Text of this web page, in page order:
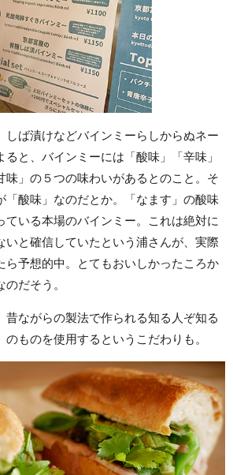
しば漬けなどバインミーらしからぬネー
ると、バインミーには「酸味」「辛味」
味」の５つの味わいがあるとのこと。そ
「酸味」なのだとか。「なます」の酸味
ている本場のバインミー。これは絶対に
いと確信していたという浦さんが、実際
ら予想的中。とてもおいしかったころか
だそう。
昔ながらの製法で作られる知る人ぞ知る
ものを使用するというこだわりも。